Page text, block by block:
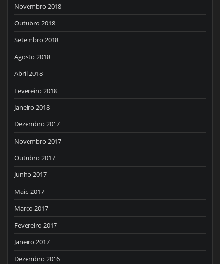
Novembro 2018
Outubro 2018
Setembro 2018
Agosto 2018
Abril 2018
Fevereiro 2018
Janeiro 2018
Dezembro 2017
Novembro 2017
Outubro 2017
Junho 2017
Maio 2017
Março 2017
Fevereiro 2017
Janeiro 2017
Dezembro 2016